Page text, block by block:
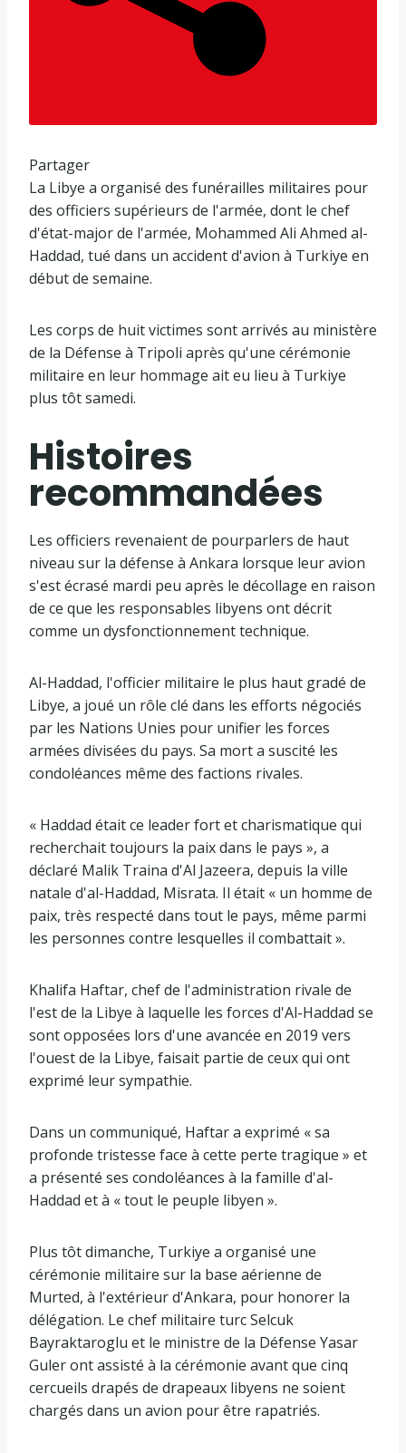
0
2
5
Partager
La Libye a organisé des funérailles militaires pour
des officiers supérieurs de l'armée, dont le chef
d'état-major de l'armée, Mohammed Ali Ahmed al-
Haddad, tué dans un accident d'avion à Turkiye en
début de semaine.
Les corps de huit victimes sont arrivés au ministère
de la Défense à Tripoli après qu'une cérémonie
militaire en leur hommage ait eu lieu à Turkiye
plus tôt samedi.
Histoires
recommandées
l
i
s
t
e
e
4
é
l
é
n
t
s
f
i
n
d
e
s
t
e
Les officiers revenaient de pourparlers de haut
niveau sur la défense à Ankara lorsque leur avion
s'est écrasé mardi peu après le décollage en raison
de ce que les responsables libyens ont décrit
comme un dysfonctionnement technique.
Al-Haddad, l'officier militaire le plus haut gradé de
Libye, a joué un rôle clé dans les efforts négociés
par les Nations Unies pour unifier les forces
armées divisées du pays. Sa mort a suscité les
condoléances même des factions rivales.
« Haddad était ce leader fort et charismatique qui
recherchait toujours la paix dans le pays », a
déclaré Malik Traina d'Al Jazeera, depuis la ville
natale d'al-Haddad, Misrata. Il était « un homme de
paix, très respecté dans tout le pays, même parmi
les personnes contre lesquelles il combattait ».
Khalifa Haftar, chef de l'administration rivale de
l'est de la Libye à laquelle les forces d'Al-Haddad se
sont opposées lors d'une avancée en 2019 vers
l'ouest de la Libye, faisait partie de ceux qui ont
exprimé leur sympathie.
Dans un communiqué, Haftar a exprimé « sa
profonde tristesse face à cette perte tragique » et
a présenté ses condoléances à la famille d'al-
Haddad et à « tout le peuple libyen ».
Plus tôt dimanche, Turkiye a organisé une
cérémonie militaire sur la base aérienne de
Murted, à l'extérieur d'Ankara, pour honorer la
délégation. Le chef militaire turc Selcuk
Bayraktaroglu et le ministre de la Défense Yasar
Guler ont assisté à la cérémonie avant que cinq
cercueils drapés de drapeaux libyens ne soient
chargés dans un avion pour être rapatriés.